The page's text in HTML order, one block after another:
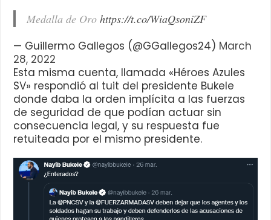
Medalla de Orohttps://t.co/WiaQsoniZF
— Guillermo Gallegos (@GGallegos24) March
28, 2022
Esta misma cuenta, llamada «Héroes Azules
SV» respondió al tuit del presidente Bukele
donde daba la orden implícita a las fuerzas
de seguridad de que podían actuar sin
consecuencia legal, y su respuesta fue
retuiteada por el mismo presidente.